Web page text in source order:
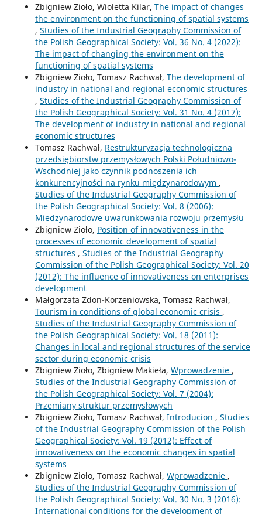
Zbigniew Zioło, Wioletta Kilar, The impact of changes
the environment on the functioning of spatial systems
, Studies of the Industrial Geography Commission of
the Polish Geographical Society: Vol. 36 No. 4 (2022):
The impact of changing the environment on the
functioning of spatial systems
Zbigniew Zioło, Tomasz Rachwał, The development of
industry in national and regional economic structures
, Studies of the Industrial Geography Commission of
the Polish Geographical Society: Vol. 31 No. 4 (2017):
The development of industry in national and regional
economic structures
Tomasz Rachwał, Restrukturyzacja technologiczna
przedsiębiorstw przemysłowych Polski Południowo-
Wschodniej jako czynnik podnoszenia ich
konkurencyjności na rynku międzynarodowym ,
Studies of the Industrial Geography Commission of
the Polish Geographical Society: Vol. 8 (2006):
Miedzynarodowe uwarunkowania rozwoju przemysłu
Zbigniew Zioło, Position of innovativeness in the
processes of economic development of spatial
structures , Studies of the Industrial Geography
Commission of the Polish Geographical Society: Vol. 20
(2012): The influence of innovativeness on enterprises
development
Małgorzata Zdon-Korzeniowska, Tomasz Rachwał,
Tourism in conditions of global economic crisis ,
Studies of the Industrial Geography Commission of
the Polish Geographical Society: Vol. 18 (2011):
Changes in local and regional structures of the service
sector during economic crisis
Zbigniew Zioło, Zbigniew Makieła, Wprowadzenie ,
Studies of the Industrial Geography Commission of
the Polish Geographical Society: Vol. 7 (2004):
Przemiany struktur przemysłowych
Zbigniew Zioło, Tomasz Rachwał, Introducion , Studies
of the Industrial Geography Commission of the Polish
Geographical Society: Vol. 19 (2012): Effect of
innovativeness on the economic changes in spatial
systems
Zbigniew Zioło, Tomasz Rachwał, Wprowadzenie ,
Studies of the Industrial Geography Commission of
the Polish Geographical Society: Vol. 30 No. 3 (2016):
International conditions for the development of